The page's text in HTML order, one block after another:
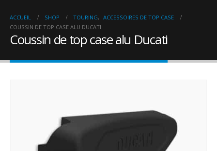
ACCUEIL SHOP TOURING, ACCESSOIRES DE TOP CASE
COUSSIN DE TOP CASE ALU DUCATI
Coussin de top case alu Ducati